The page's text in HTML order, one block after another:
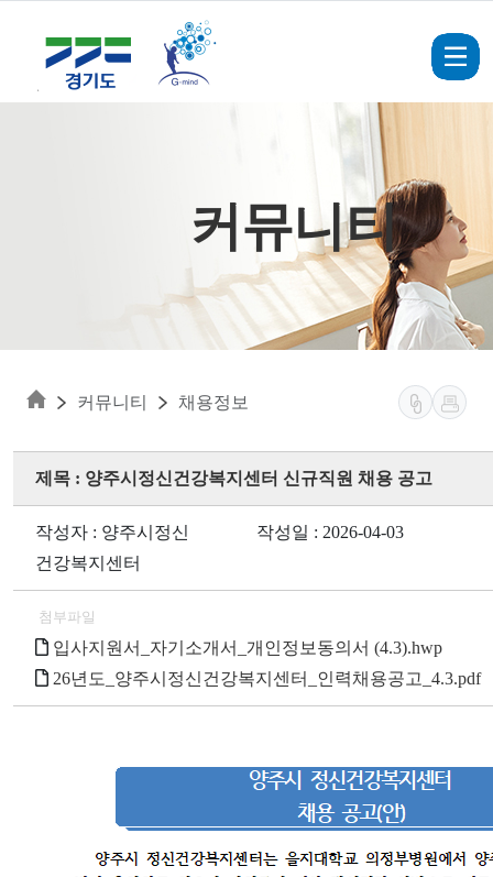
커뮤니티
커뮤니티 채용정보
제목 : 양주시정신건강복지센터 신규직원 채용 공고
작성자 : 양주시정신
건강복지센터
작성일 : 2026-04-03
첨부파일
입사지원서_자기소개서_개인정보동의서 (4.3).hwp
26년도_양주시정신건강복지센터_인력채용공고_4.3.pdf